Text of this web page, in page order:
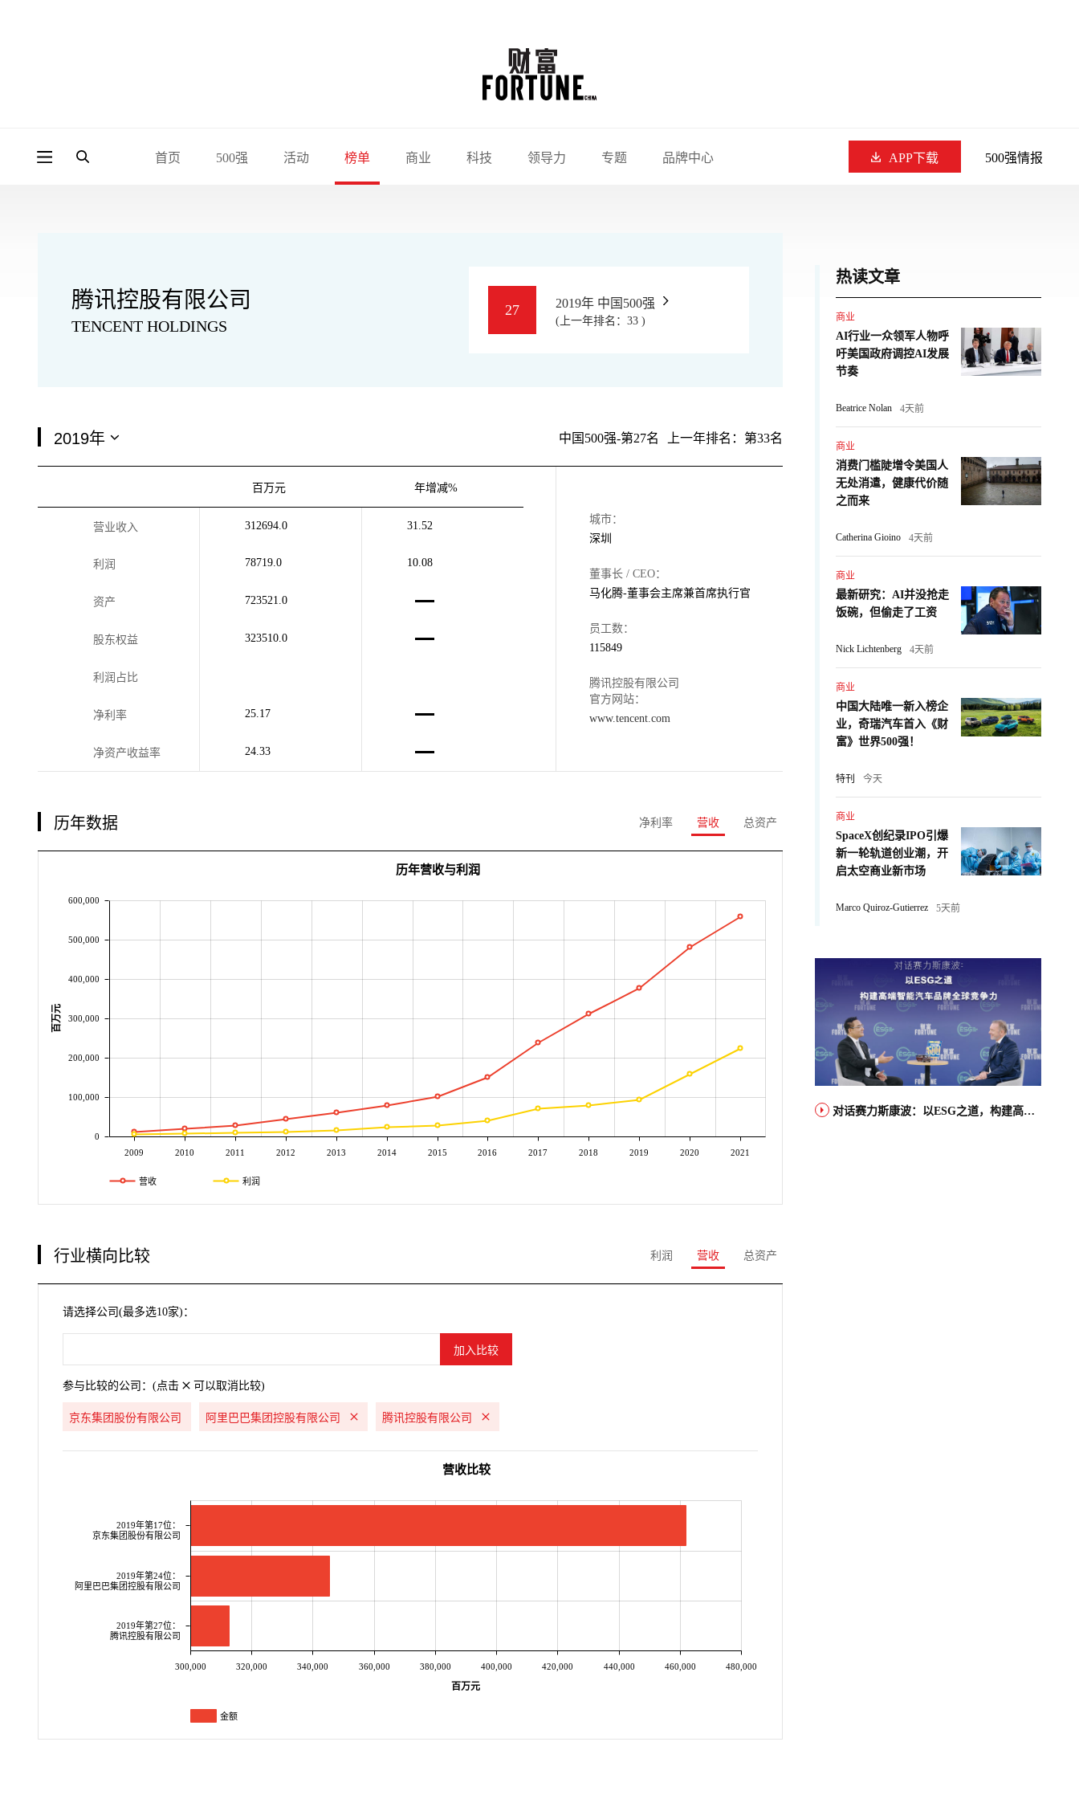
首页 500强 活动 榜单 商业 科技 领导力 专题 品牌中心 APP下载 500强情报
腾讯控股有限公司
TENCENT HOLDINGS
27 2019年 中国500强
(上一年排名：33 )
中国500强-第27名 上一年排名：第33名
百万元 年增减%
营业收入 312694.0 31.52
利润 78719.0 10.08
资产 723521.0
股东权益 323510.0
利润占比
净利率 25.17
净资产收益率 24.33
城市：
深圳
董事长 / CEO：
马化腾-董事会主席兼首席执行官
员工数：
115849
腾讯控股有限公司
官方网站：
www.tencent.com
历年数据 净利率 营收 总资产
2009 2010 2011 2012 2013 2014 2015 2016 2017 2018 2019 2020 2021
0
100,000
200,000
300,000
400,000
500,000
600,000
百万元
历年营收与利润
营收 利润
行业横向比较 利润 营收 总资产
请选择公司(最多选10家)：
参与比较的公司：(点击 可以取消比较)
京东集团股份有限公司 阿里巴巴集团控股有限公司 腾讯控股有限公司
2019年第17位：
京东集团股份有限公司
2019年第24位：
阿里巴巴集团控股有限公司
2019年第27位：
腾讯控股有限公司
300,000 320,000 340,000 360,000 380,000 400,000 420,000 440,000 460,000 480,000
百万元
营收比较
金额
热读文章
商业
AI行业一众领军人物呼
吁美国政府调控AI发展
节奏
Beatrice Nolan 4天前
商业
消费门槛陡增令美国人
无处消遣，健康代价随
之而来
Catherina Gioino 4天前
商业
最新研究：AI并没抢走
饭碗，但偷走了工资
Nick Lichtenberg 4天前
商业
中国大陆唯一新入榜企
业，奇瑞汽车首入《财
富》世界500强！
特刊 今天
商业
SpaceX创纪录IPO引爆
新一轮轨道创业潮，开
启太空商业新市场
Marco Quiroz-Gutierrez 5天前
对话赛力斯康波：以ESG之道，构建高端智能汽车品牌全球竞争力